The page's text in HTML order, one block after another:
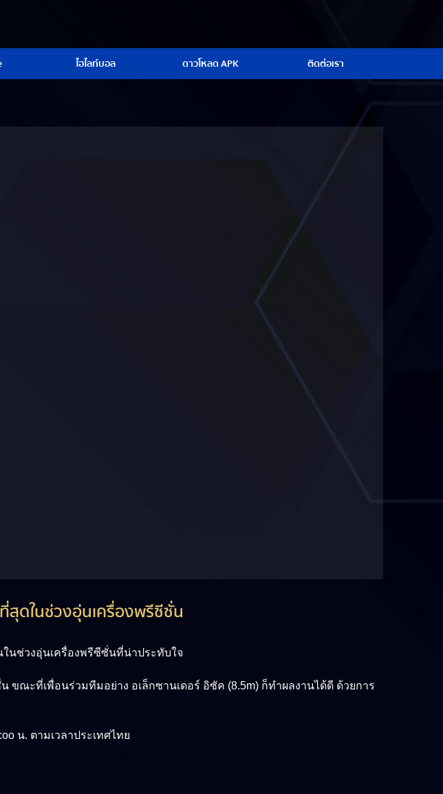
ไฮไลท์บอล ดาวโหลด APK ติดต่อเรา
ดในช่วงอุ่นเครื่องพรีซีซั่น
ในช่วงอุ่นเครื่องพรีซีซั่นที่น่าประทับใจ
น ขณะที่เพื่อนร่วมทีมอย่าง อเล็กซานเดอร์ อิซัค (8.5m) ก็ทำผลงานได้ดี ด้วยการ
น. ตามเวลาประเทศไทย